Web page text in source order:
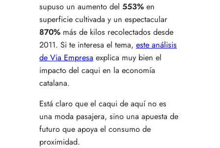
supuso un aumento del 553% en
superficie cultivada y un espectacular
870% más de kilos recolectados desde
2011. Si te interesa el tema, este análisis
de Via Empresa explica muy bien el
impacto del caqui en la economía
catalana.
Está claro que el caqui de aquí no es
una moda pasajera, sino una apuesta de
futuro que apoya el consumo de
proximidad.